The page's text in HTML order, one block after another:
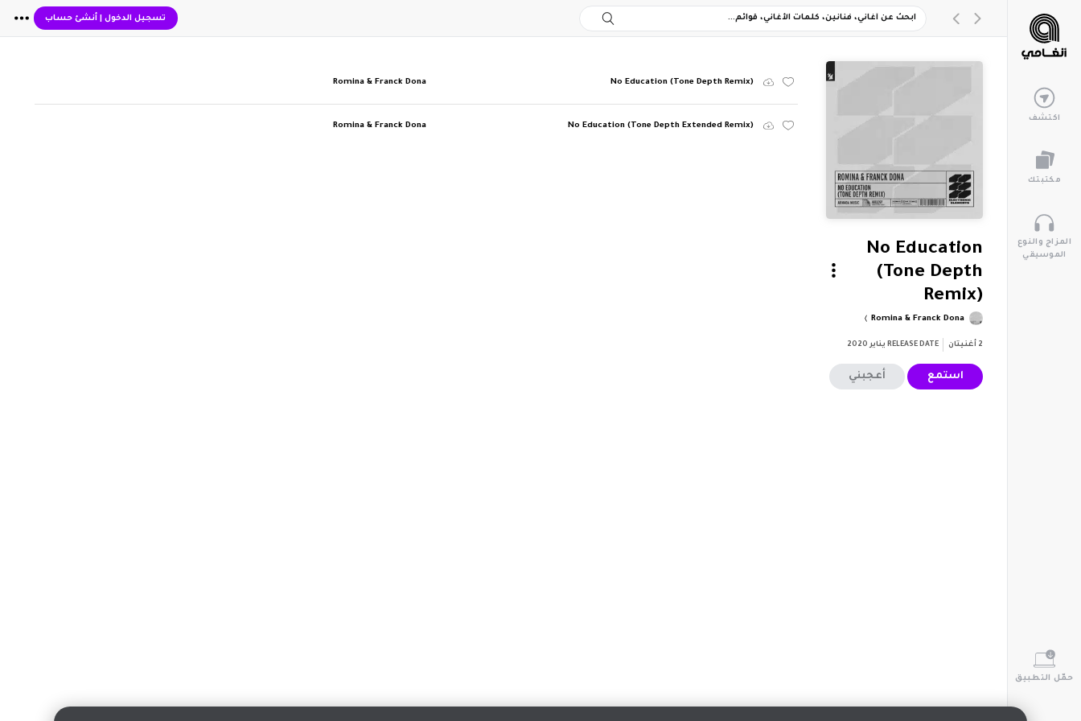
تسجيل الدخول| أنشئ حساب
اكتشف
مكتبتك
المزاج والنوع
الموسيقي
حمّل التطبيق
No Education
(Tone Depth
Remix)
Romina & Franck Dona
2 أغنيتان RELEASE DATE يناير 2020
استمع أعجبني
No Education (Tone Depth Remix)
Romina & Franck Dona
No Education (Tone Depth Extended Remix)
Romina & Franck Dona